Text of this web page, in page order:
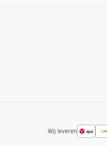
Wij leveren